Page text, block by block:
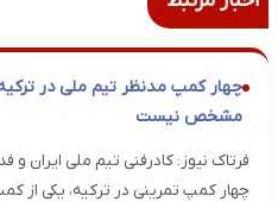
چهار کمپ مدنظر تیم ملی در
مشخص نیست
فرتاک نیوز: کادرفنی تیم ملی ایران و
چهار کمپ تمرینی در ترکیه، یکی از